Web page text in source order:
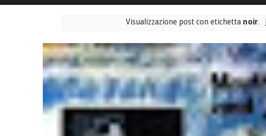
Visualizzazione post con etichetta noir.